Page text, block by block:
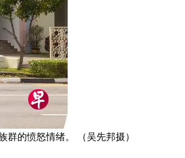
的愤怒情绪。 （吴先邦摄）